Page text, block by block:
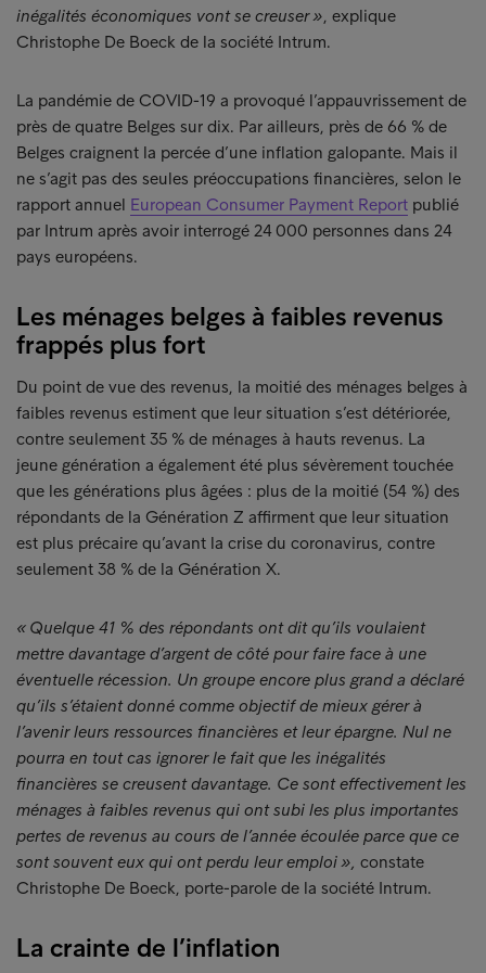
inégalités économiques vont se creuser », explique
Christophe De Boeck de la société Intrum.
La pandémie de COVID-19 a provoqué l’appauvrissement de
près de quatre Belges sur dix. Par ailleurs, près de 66 % de
Belges craignent la percée d’une inflation galopante. Mais il
ne s’agit pas des seules préoccupations financières, selon le
rapport annuel European Consumer Payment Report publié
par Intrum après avoir interrogé 24 000 personnes dans 24
pays européens.
Les ménages belges à faibles revenus
frappés plus fort
Du point de vue des revenus, la moitié des ménages belges à
faibles revenus estiment que leur situation s’est détériorée,
contre seulement 35 % de ménages à hauts revenus. La
jeune génération a également été plus sévèrement touchée
que les générations plus âgées : plus de la moitié (54 %) des
répondants de la Génération Z affirment que leur situation
est plus précaire qu’avant la crise du coronavirus, contre
seulement 38 % de la Génération X.
« Quelque 41 % des répondants ont dit qu’ils voulaient
mettre davantage d’argent de côté pour faire face à une
éventuelle récession. Un groupe encore plus grand a déclaré
qu’ils s’étaient donné comme objectif de mieux gérer à
l’avenir leurs ressources financières et leur épargne. Nul ne
pourra en tout cas ignorer le fait que les inégalités
financières se creusent davantage. Ce sont effectivement les
ménages à faibles revenus qui ont subi les plus importantes
pertes de revenus au cours de l’année écoulée parce que ce
sont souvent eux qui ont perdu leur emploi », constate
Christophe De Boeck, porte-parole de la société Intrum.
La crainte de l’inflation